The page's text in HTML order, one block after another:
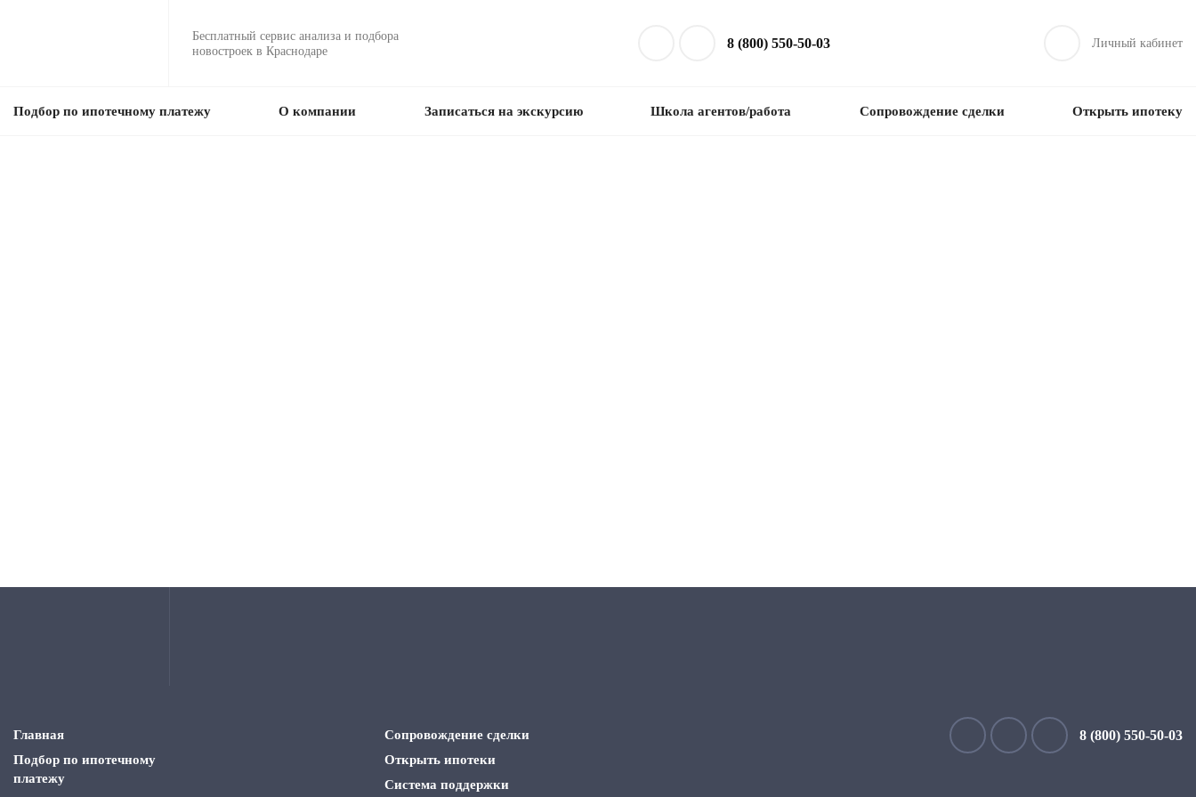
Бесплатный сервис анализа и подбора
новостроек в Краснодаре
8 (800) 550-50-03 Личный кабинет
Подбор по ипотечному платежу О компании Записаться на экскурсию Школа агентов/работа Сопровождение сделки Открыть ипотеку
Главная
Подбор по ипотечному
платежу
Сопровождение сделки
Открыть ипотеки
Система поддержки
8 (800) 550-50-03